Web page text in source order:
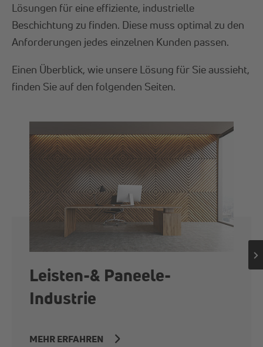
Lösungen für eine effiziente, industrielle
Beschichtung zu finden. Diese muss optimal zu den
Anforderungen jedes einzelnen Kunden passen.
Einen Überblick, wie unsere Lösung für Sie aussieht,
finden Sie auf den folgenden Seiten.
Leisten-& Paneele-
Industrie
MEHR ERFAHREN